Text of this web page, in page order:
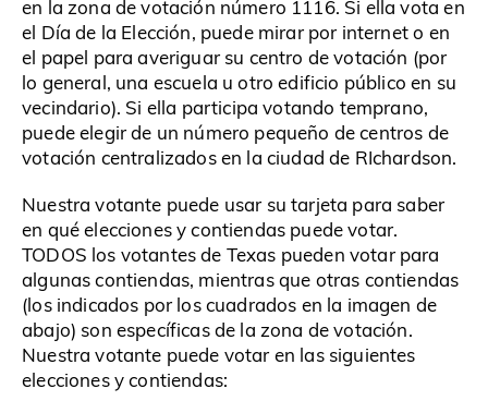
en la zona de votación número 1116. Si ella vota en
el Día de la Elección, puede mirar por internet o en
el papel para averiguar su centro de votación (por
lo general, una escuela u otro edificio público en su
vecindario). Si ella participa votando temprano,
puede elegir de un número pequeño de centros de
votación centralizados en la ciudad de RIchardson.
Nuestra votante puede usar su tarjeta para saber
en qué elecciones y contiendas puede votar.
TODOS los votantes de Texas pueden votar para
algunas contiendas, mientras que otras contiendas
(los indicados por los cuadrados en la imagen de
abajo) son específicas de la zona de votación.
Nuestra votante puede votar en las siguientes
elecciones y contiendas: